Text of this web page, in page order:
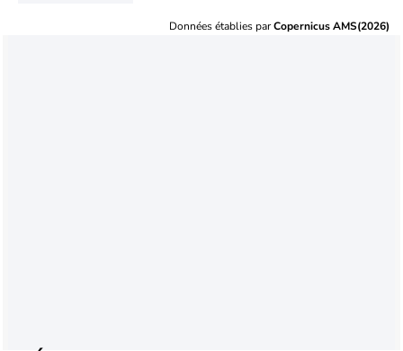
Données établies parCopernicus AMS(2026)